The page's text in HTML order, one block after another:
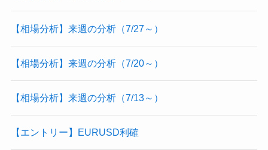
【相場分析】来週の分析（7/27～）
【相場分析】来週の分析（7/20～）
【相場分析】来週の分析（7/13～）
【エントリー】EURUSD利確